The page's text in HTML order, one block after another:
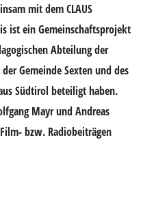
mit dem CLAUS
ist ein Gemeinschaftsprojekt
Abteilung der
Gemeinde Sexten und des
Südtirol beteiligt haben.
Mayr und Andreas
bzw. Radiobeiträgen